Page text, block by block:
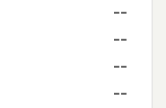
--
--
--
--